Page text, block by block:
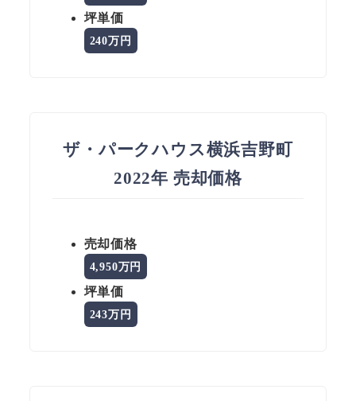
坪単価
240万円
ザ・パークハウス横浜吉野町
2022年 売却価格
売却価格
4,950万円
坪単価
243万円